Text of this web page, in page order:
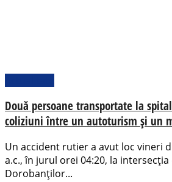
Două persoane transportate la
coliziuni între un autoturism și un
Un accident rutier a avut loc vineri
a.c., în jurul orei 04:20, la
Dorobanților...